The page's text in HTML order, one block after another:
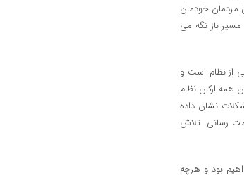
مردمان خودمان
باز نگه می
از نظام است و
ارکان نظام
نشان داده
رسانی تلاش
بود و هرچه